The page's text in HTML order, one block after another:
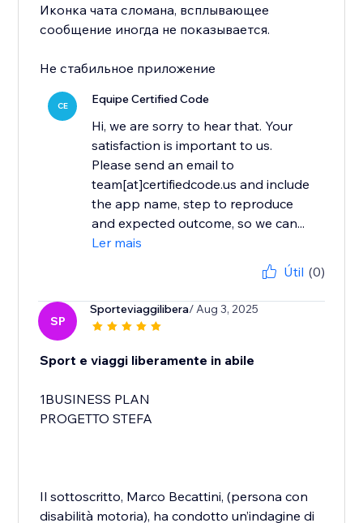
Иконка чата сломана, всплывающее
сообщение иногда не показывается.
Не стабильное приложение
CE Equipe Certified Code
Hi, we are sorry to hear that. Your
satisfaction is important to us.
Please send an email to
team[at]certifiedcode.us and include
the app name, step to reproduce
and expected outcome, so we can...
Ler mais
Útil (0)
SP
Sporteviaggilibera/ Aug 3, 2025
Sport e viaggi liberamente in abile
1BUSINESS PLAN
PROGETTO STEFA
Il sottoscritto, Marco Becattini, (persona con
disabilità motoria), ha condotto un’indagine di